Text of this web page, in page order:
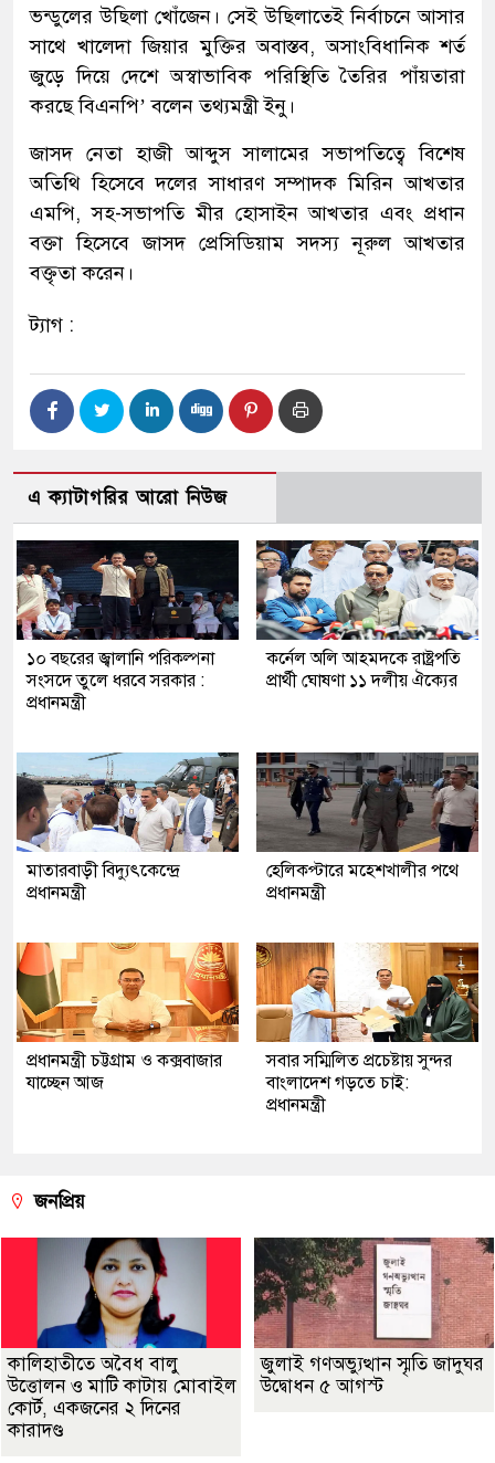
ভন্ডুলের উছিলা খোঁজেন। সেই উছিলাতেই নির্বাচনে আসার
সাথে খালেদা জিয়ার মুক্তির অবাস্তব, অসাংবিধানিক শর্ত
জুড়ে দিয়ে দেশে অস্বাভাবিক পরিস্থিতি তৈরির পাঁয়তারা
করছে বিএনপি’ বলেন তথ্যমন্ত্রী ইনু।
জাসদ নেতা হাজী আব্দুস সালামের সভাপতিত্বে বিশেষ
অতিথি হিসেবে দলের সাধারণ সম্পাদক মিরিন আখতার
এমপি, সহ-সভাপতি মীর হোসাইন আখতার এবং প্রধান
বক্তা হিসেবে জাসদ প্রেসিডিয়াম সদস্য নূরুল আখতার
বক্তৃতা করেন।
ট্যাগ :
এ ক্যাটাগরির আরো নিউজ
১০ বছরের জ্বালানি পরিকল্পনা
সংসদে তুলে ধরবে সরকার :
প্রধানমন্ত্রী
কর্নেল অলি আহমদকে রাষ্ট্রপতি
প্রার্থী ঘোষণা ১১ দলীয় ঐক্যের
মাতারবাড়ী বিদ্যুৎকেন্দ্রে
প্রধানমন্ত্রী
হেলিকপ্টারে মহেশখালীর পথে
প্রধানমন্ত্রী
প্রধানমন্ত্রী চট্টগ্রাম ও কক্সবাজার
যাচ্ছেন আজ
সবার সম্মিলিত প্রচেষ্টায় সুন্দর
বাংলাদেশ গড়তে চাই:
প্রধানমন্ত্রী
জনপ্রিয়
কালিহাতীতে অবৈধ বালু
উত্তোলন ও মাটি কাটায় মোবাইল
কোর্ট, একজনের ২ দিনের
কারাদণ্ড
জুলাই গণঅভ্যুত্থান স্মৃতি জাদুঘর
উদ্বোধন ৫ আগস্ট